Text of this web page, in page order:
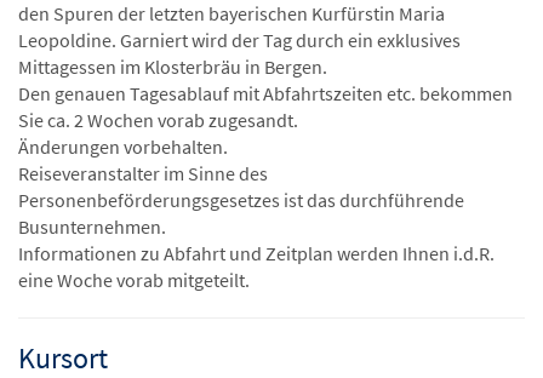
den Spuren der letzten bayerischen Kurfürstin Maria
Leopoldine. Garniert wird der Tag durch ein exklusives
Mittagessen im Klosterbräu in Bergen.
Den genauen Tagesablauf mit Abfahrtszeiten etc. bekommen
Sie ca. 2 Wochen vorab zugesandt.
Änderungen vorbehalten.
Reiseveranstalter im Sinne des
Personenbeförderungsgesetzes ist das durchführende
Busunternehmen.
Informationen zu Abfahrt und Zeitplan werden Ihnen i.d.R.
eine Woche vorab mitgeteilt.
Kursort